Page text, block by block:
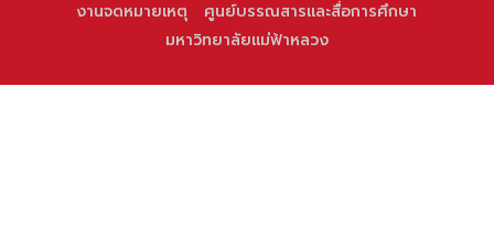
งานจดหมายเหตุ
ศูนย์บรรณสารและสื่อการศึกษา
มหาวิทยาลัยแม่ฟ้าหลวง